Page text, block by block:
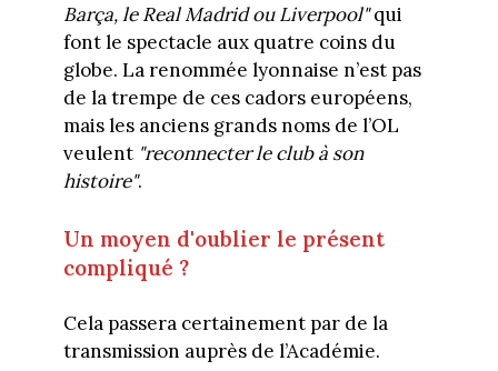
Barça, le Real Madrid ou Liverpool"qui
font le spectacle aux quatre coins du
globe. La renommée lyonnaise n’est pas
de la trempe de ces cadors européens,
mais les anciens grands noms de l’OL
veulent "reconnecter le club à son
histoire".
Un moyen d'oublier le présent
compliqué ?
Cela passera certainement par de la
transmission auprès de l’Académie.